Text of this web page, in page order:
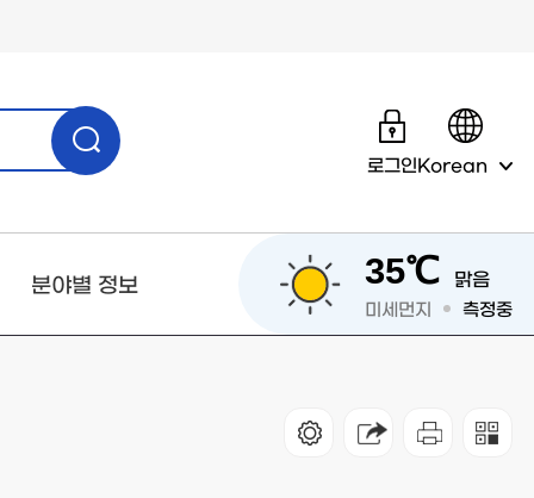
로그인Korean
분야별 정보 35℃ 맑음
미세먼지 측정중